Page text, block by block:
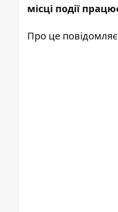
місці події
Про це повідомляє